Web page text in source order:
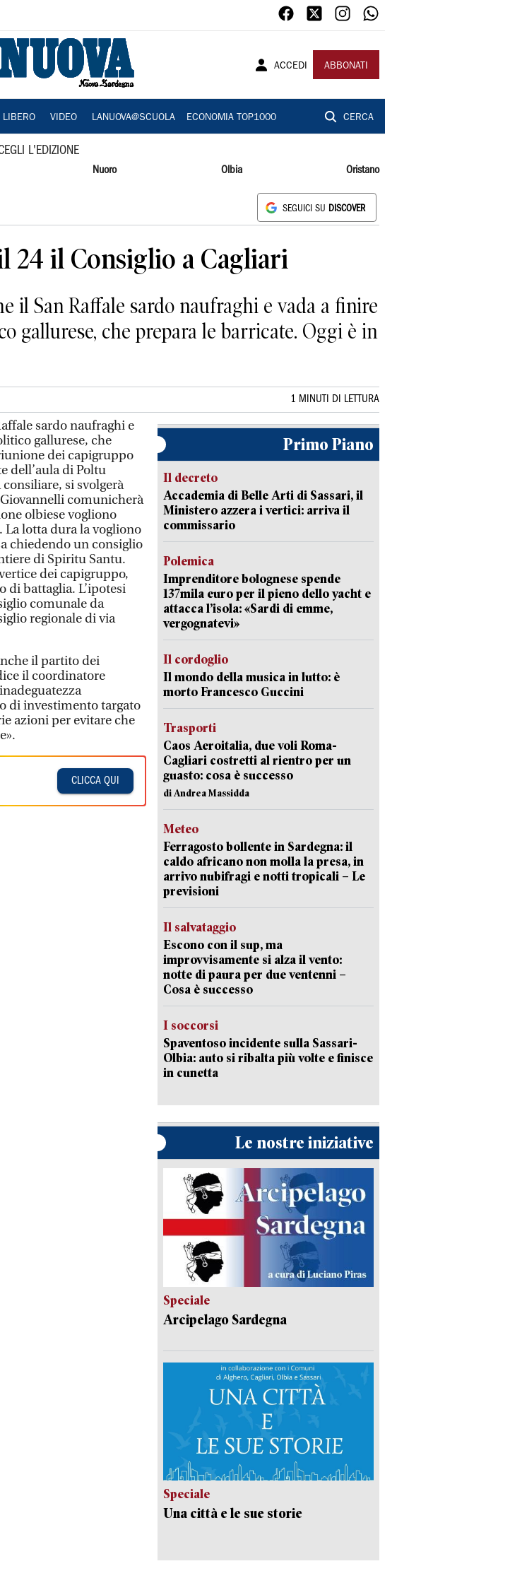
ACCEDI ABBONATI
LIBERO VIDEO LANUOVA@SCUOLA ECONOMIA TOP1000 CERCA
L'EDIZIONE
Nuoro Olbia Oristano
SEGUICI SU DISCOVER
24 il Consiglio a Cagliari
il San Raffale sardo naufraghi e vada a finire
gallurese, che prepara le barricate. Oggi è in
1 MINUTI DI LETTURA
sardo naufraghi e
gallurese, che
dei capigruppo
dell’aula di Poltu
consiliare, si svolgerà
comunicherà
olbiese vogliono
La lotta dura la vogliono
chiedendo un consiglio
di Spiritu Santu.
dei capigruppo,
di battaglia. L’ipotesi
comunale da
regionale di via
il partito dei
il coordinatore
di investimento targato
azioni per evitare che
CLICCA QUI
Primo Piano
Il decreto
Accademia di Belle Arti di Sassari, il
Ministero azzera i vertici: arriva il
commissario
Polemica
Imprenditore bolognese spende
137mila euro per il pieno dello yacht e
attacca l’isola: «Sardi di emme,
vergognatevi»
Il cordoglio
Il mondo della musica in lutto: è
morto Francesco Guccini
Trasporti
Caos Aeroitalia, due voli Roma-
Cagliari costretti al rientro per un
guasto: cosa è successo
di Andrea Massidda
Meteo
Ferragosto bollente in Sardegna: il
caldo africano non molla la presa, in
arrivo nubifragi e notti tropicali – Le
previsioni
Il salvataggio
Escono con il sup, ma
improvvisamente si alza il vento:
notte di paura per due ventenni –
Cosa è successo
I soccorsi
Spaventoso incidente sulla Sassari-
Olbia: auto si ribalta più volte e finisce
in cunetta
Le nostre iniziative
Speciale
Arcipelago Sardegna
Speciale
Una città e le sue storie